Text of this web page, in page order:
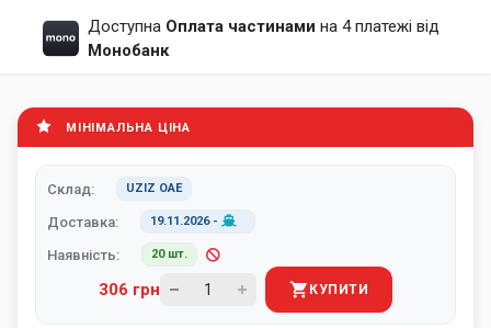
Доступна Оплата частинами на 4 платежі від
Монобанк
МІНІМАЛЬНА ЦІНА
Склад: UZIZ ОАЕ
Доставка: 19.11.2026-
Наявність: 20 шт.
306 грн КУПИТИ